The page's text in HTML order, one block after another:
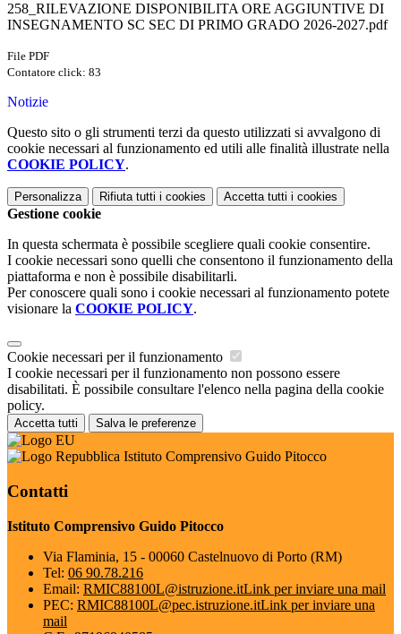
258_RILEVAZIONE DISPONIBILITA ORE AGGIUNTIVE DI
INSEGNAMENTO SC SEC DI PRIMO GRADO 2026-2027.pdf
File PDF
Contatore click: 83
Notizie
Questo sito o gli strumenti terzi da questo utilizzati si avvalgono di
cookie necessari al funzionamento ed utili alle finalità illustrate nella
COOKIE POLICY.
Personalizza Rifiuta tutti i cookies Accetta tutti i cookies
Gestione cookie
In questa schermata è possibile scegliere quali cookie consentire.
I cookie necessari sono quelli che consentono il funzionamento della
piattaforma e non è possibile disabilitarli.
Per conoscere quali sono i cookie necessari al funzionamento potete
visionare la COOKIE POLICY.
Cookie necessari per il funzionamento
I cookie necessari per il funzionamento non possono essere
disabilitati. È possibile consultare l'elenco nella pagina della cookie
policy.
Accetta tutti Salva le preferenze
Istituto Comprensivo Guido Pitocco
Contatti
Istituto Comprensivo Guido Pitocco
Via Flaminia, 15 - 00060 Castelnuovo di Porto (RM)
Tel: 06 90.78.216
Email: RMIC88100L@istruzione.itLink per inviare una mail
PEC: RMIC88100L@pec.istruzione.itLink per inviare una
mail